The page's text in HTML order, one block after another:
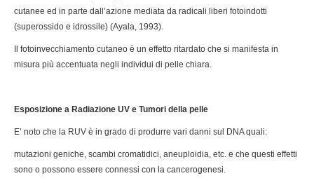
cutanee ed in parte dall’azione mediata da radicali liberi fotoindotti
(superossido e idrossile) (Ayala, 1993).
Il fotoinvecchiamento cutaneo è un effetto ritardato che si manifesta in
misura più accentuata negli individui di pelle chiara.
Esposizione a Radiazione UV e Tumori della pelle
E’ noto che la RUV è in grado di produrre vari danni sul DNA quali:
mutazioni geniche, scambi cromatidici, aneuploidia, etc. e che questi effetti
sono o possono essere connessi con la cancerogenesi.